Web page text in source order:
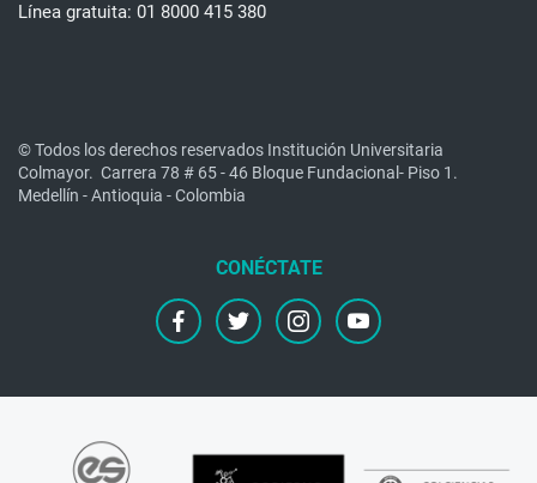
Línea gratuita: 01 8000 415 380
© Todos los derechos reservados Institución Universitaria
Colmayor. Carrera 78 # 65 - 46 Bloque Fundacional- Piso 1.
Medellín - Antioquia - Colombia